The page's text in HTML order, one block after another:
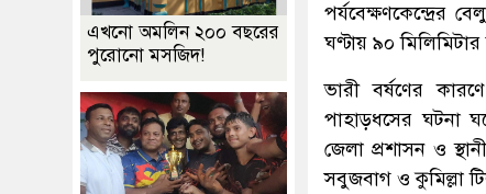
ঘণ্টায় ৯০
ভারী বর্ষণের
পাহাড়ধসের ঘটনা
জেলা প্রশাসন ও
সবুজবাগ ও কুমিল্লা
এখনো অমলিন ২০০ বছরের
পুরোনো মসজিদ!